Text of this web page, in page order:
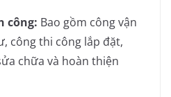
công: Bao gồm công vận
công thi công lắp đặt,
chữa và hoàn thiện